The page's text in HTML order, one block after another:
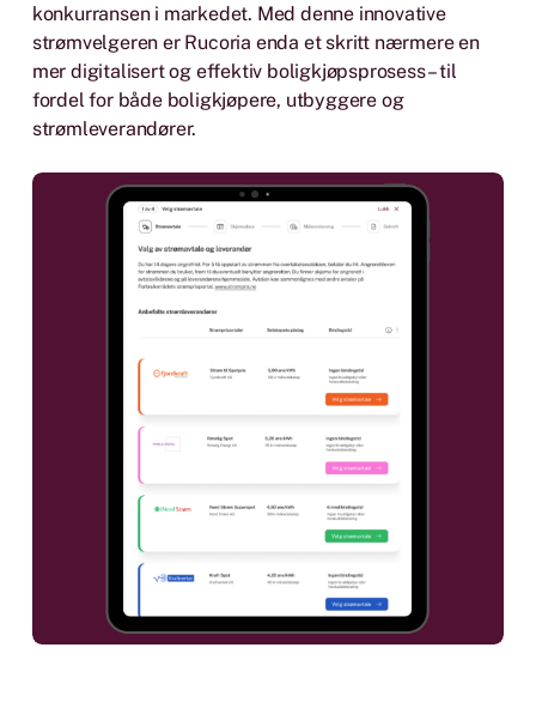
konkurransen i markedet. Med denne innovative
strømvelgeren er Rucoria enda et skritt nærmere en
mer digitalisert og effektiv boligkjøpsprosess – til
fordel for både boligkjøpere, utbyggere og
strømleverandører.